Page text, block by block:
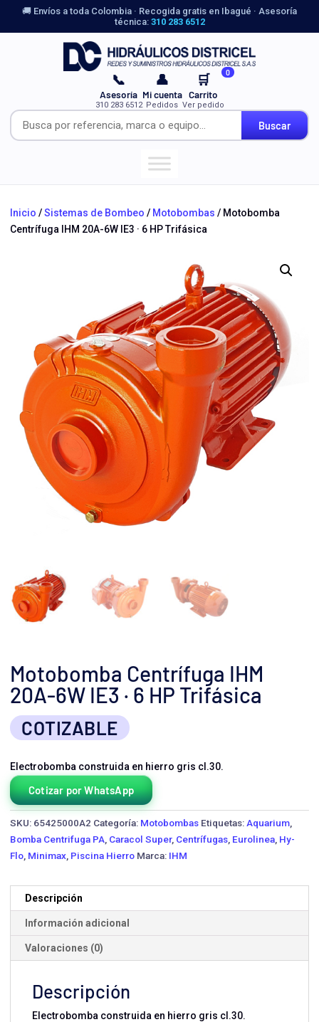
🚚 Envíos a toda Colombia · Recogida gratis en Ibagué · Asesoría
técnica: 310 283 6512
Buscar
📞
Asesoría
310 283 6512
👤
Mi cuenta
Pedidos
🛒 0
Carrito
Ver pedido
Inicio /Sistemas de Bombeo / Motobombas / Motobomba
Centrífuga IHM 20A-6W IE3 · 6 HP Trifásica
Motobomba Centrífuga IHM
20A-6W IE3 · 6 HP Trifásica
COTIZABLE
Electrobomba construida en hierro gris cl.30.
Cotizar por WhatsApp
SKU: 65425000A2 Categoría: Motobombas Etiquetas: Aquarium
Bomba Centrifuga PA Caracol Super, Centrífugas Eurolinea Hy-
Flo Minimax Piscina Hierro Marca: IHM
Descripción
Información adicional
Valoraciones (0)
Descripción
Electrobomba construida en hierro gris cl.30.